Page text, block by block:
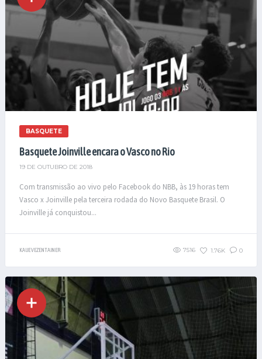
BASQUETE
Basquete Joinville encara o Vasco no Rio
19 DE OUTUBRO DE 2018
Com transmissão ao vivo pelo Facebook do NBB, às 19 horas tem
Vasco x Joinville pela terceira rodada do Novo Basquete Brasil. O
Joinville já conquistou...
KAUE VEZENTAINER 7516 1.76K 0